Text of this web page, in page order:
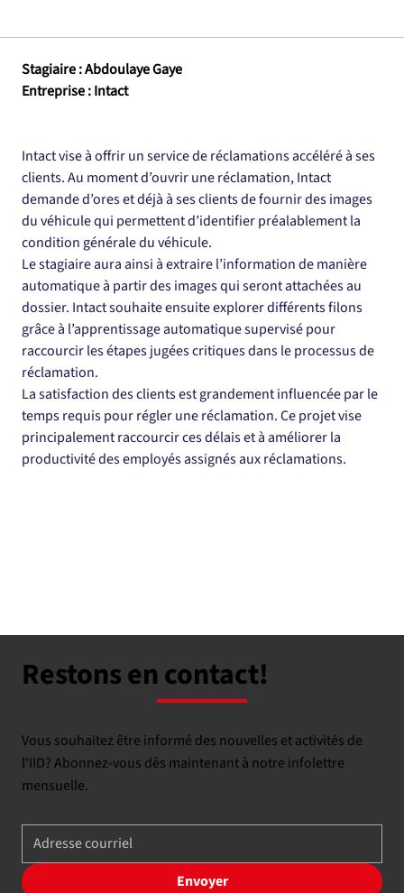
Stagiaire : Abdoulaye Gaye
Entreprise : Intact
Intact vise à offrir un service de réclamations accéléré à ses
clients. Au moment d’ouvrir une réclamation, Intact
demande d’ores et déjà à ses clients de fournir des images
du véhicule qui permettent d’identifier préalablement la
condition générale du véhicule.
Le stagiaire aura ainsi à extraire l’information de manière
automatique à partir des images qui seront attachées au
dossier. Intact souhaite ensuite explorer différents filons
grâce à l’apprentissage automatique supervisé pour
raccourcir les étapes jugées critiques dans le processus de
réclamation.
La satisfaction des clients est grandement influencée par le
temps requis pour régler une réclamation. Ce projet vise
principalement raccourcir ces délais et à améliorer la
productivité des employés assignés aux réclamations.
Restons en contact!
Vous souhaitez être informé des nouvelles et activités de
l'IID? Abonnez-vous dès maintenant à notre infolettre
mensuelle.
Envoyer